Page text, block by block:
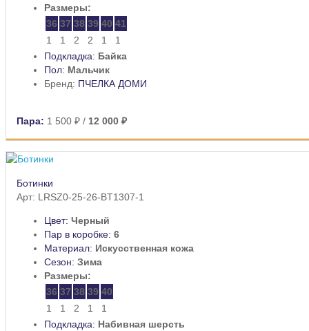
Размеры:
36 37 38 39 40 41
1
1 2 2 1
1
Подкладка: Байка
Пол: Мальчик
Бренд: ПЧЕЛКА ДОМИ
Пара: 1 500 ₽ / 12 000 ₽
Ботинки
Арт: LRSZ0-25-26-BT1307-1
Цвет: Черный
Пар в коробке: 6
Материал: Искусственная кожа
Сезон: Зима
Размеры:
36 37 38 39 40
1
1 2 1
1
Подкладка: Набивная шерсть